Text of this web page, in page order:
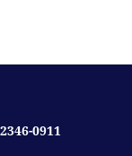
0911